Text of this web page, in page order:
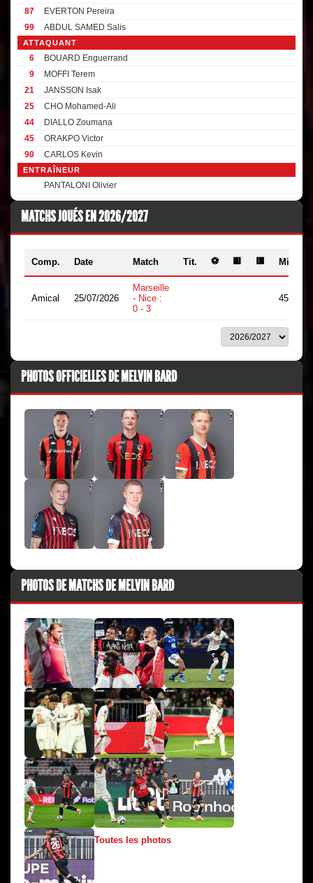
87
EVERTON Pereira
99
ABDUL SAMED Salis
ATTAQUANT
6
BOUARD Enguerrand
9
MOFFI Terem
21
JANSSON Isak
25
CHO Mohamed-Ali
44
DIALLO Zoumana
45
ORAKPO Victor
90
CARLOS Kevin
ENTRAÎNEUR
PANTALONI Olivier
MATCHS JOUÉS EN 2026/2027
Comp. Date Match Tit. ⚽ 🟨 🟥 Min.
Amical 25/07/2026
Marseille
- Nice :
0 - 3
45
PHOTOS OFFICIELLES DE MELVIN BARD
PHOTOS DE MATCHS DE MELVIN BARD
Toutes les photos